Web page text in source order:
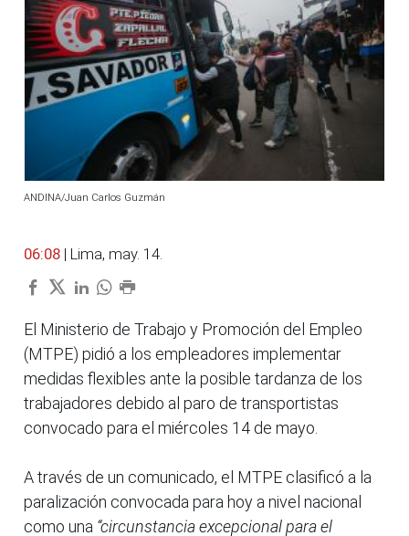
ANDINA/Juan Carlos Guzmán
06:08 | Lima, may. 14.
El Ministerio de Trabajo y Promoción del Empleo
(MTPE) pidió a los empleadores implementar
medidas flexibles ante la posible tardanza de los
trabajadores debido al paro de transportistas
convocado para el miércoles 14 de mayo.
A través de un comunicado, el MTPE clasificó a la
paralización convocada para hoy a nivel nacional
como una “circunstancia excepcional para el